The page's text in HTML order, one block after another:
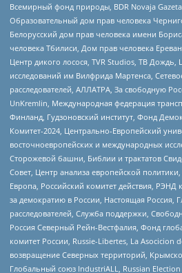
Всемирный фонд природы, BDR Novaja
Образовательный дом прав человека
Белорусский дом прав человека имени
человека Тбилиси, Дом прав человека
Центр дикого лосося, TVR Studios, ТВ Дождь,
исследований им Вилфрида Мартенса,
расследователей, АЛЛАТРА, За свободную
UnKremlin, Международная федерация
Финланд, Гудзоновский институт, Фонд
Комитет-2024, Центрально-Европейский
восточноевропейских и международных
Сторожевой башни, Библии и трактатов
Совет, Центр анализа европейской
Европа, Российский комитет действия,
за демократию в России, Настоящая Россия,
расследователей, Служба поддержки,
Россия Северный Рейн-Вестфалия, Фонд
комитет России, Russie-Libertes, La Asocicion
возвращение Северных территорий,
Глобальный союз IndustriALL, Russian